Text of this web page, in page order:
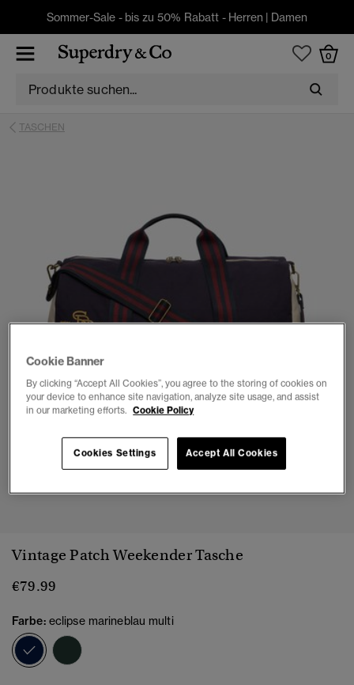
Sommer-Sale - bis zu 50% Rabatt - Herren | Damen
0
TASCHEN
1 2 3 4 5
Vintage Patch Weekender Tasche
€79.99
Farbe: eclipse marineblau multi
Ausgewählt
Cookie Banner
By clicking “Accept All Cookies”, you agree to the storing of cookies on
your device to enhance site navigation, analyze site usage, and assist
in our marketing efforts. Cookie Policy
Accept All Cookies
Cookies Settings